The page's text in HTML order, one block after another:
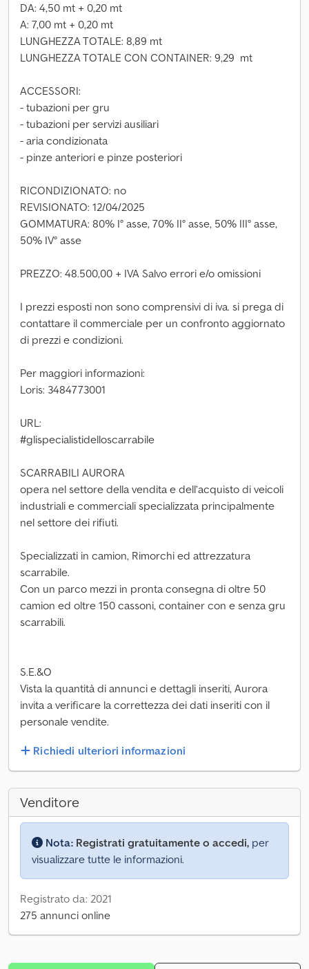
DA: 4,50 mt + 0,20 mt
A: 7,00 mt + 0,20 mt
LUNGHEZZA TOTALE: 8,89 mt
LUNGHEZZA TOTALE CON CONTAINER: 9,29 mt
ACCESSORI:
- tubazioni per gru
- tubazioni per servizi ausiliari
- aria condizionata
- pinze anteriori e pinze posteriori
RICONDIZIONATO: no
REVISIONATO: 12/04/2025
GOMMATURA: 80% I° asse, 70% II° asse, 50% III° asse,
50% IV° asse
PREZZO: 48.500,00 + IVA Salvo errori e/o omissioni
I prezzi esposti non sono comprensivi di iva. si prega di
contattare il commerciale per un confronto aggiornato
di prezzi e condizioni.
Per maggiori informazioni:
Loris: 3484773001
URL:
#glispecialistidelloscarrabile
SCARRABILI AURORA
opera nel settore della vendita e dell’acquisto di veicoli
industriali e commerciali specializzata principalmente
nel settore dei rifiuti.
Specializzati in camion, Rimorchi ed attrezzatura
scarrabile.
Con un parco mezzi in pronta consegna di oltre 50
camion ed oltre 150 cassoni, container con e senza gru
scarrabili.
S.E.&O
Vista la quantità di annunci e dettagli inseriti, Aurora
invita a verificare la correttezza dei dati inseriti con il
personale vendite.
Richiedi ulteriori informazioni
Venditore
Nota: Registrati gratuitamente o accedi, per
visualizzare tutte le informazioni.
Registrato da: 2021
275 annunci online